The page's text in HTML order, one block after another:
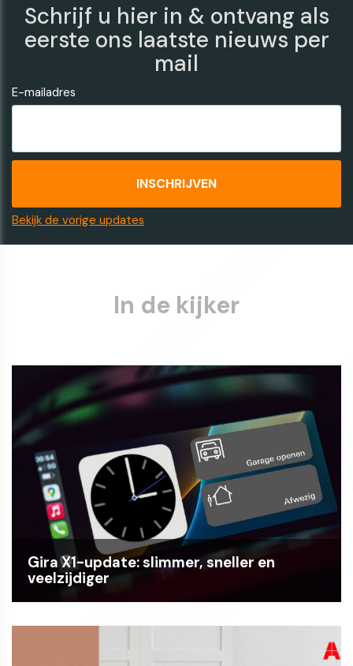
Schrijf u hier in & ontvang als
eerste ons laatste nieuws per
mail
E-mailadres
Bekijk de vorige updates
In de kijker
Gira X1-update: slimmer, sneller en
veelzijdiger